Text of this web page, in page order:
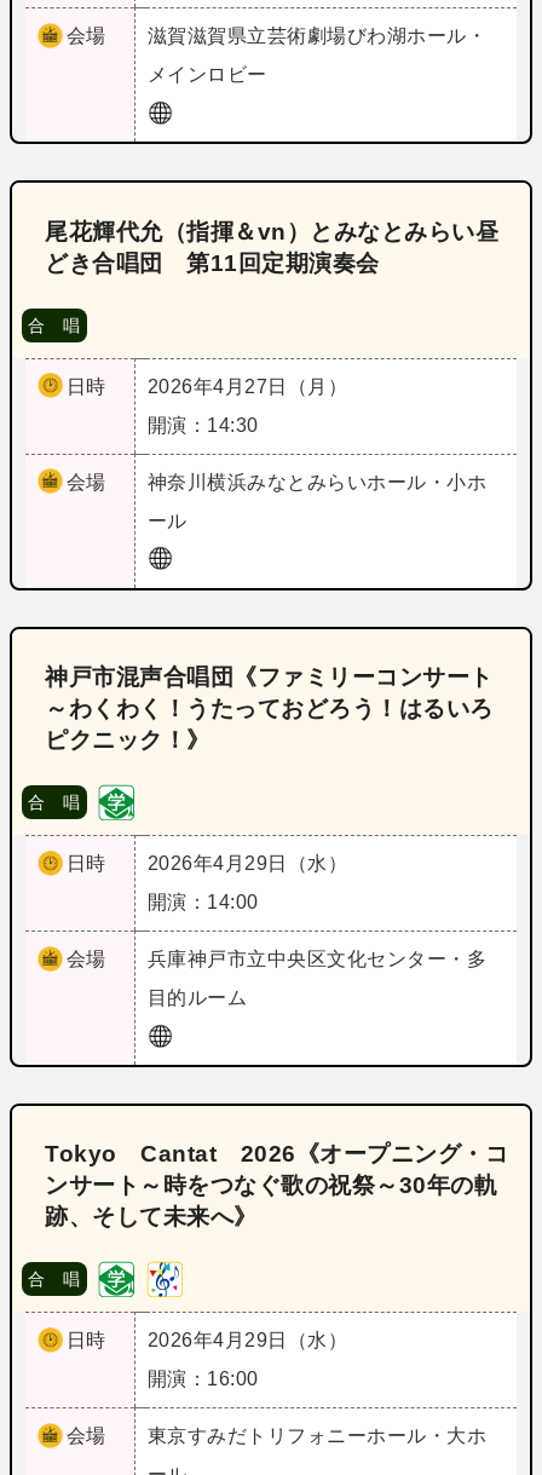
会場 滋賀滋賀県立芸術劇場びわ湖ホール・
メインロビー
尾花輝代允（指揮＆vn）とみなとみらい昼
どき合唱団 第11回定期演奏会
合 唱
日時
2026年4月27日（月）
開演：14:30
会場 神奈川横浜みなとみらいホール・小ホ
ール
神戸市混声合唱団《ファミリーコンサート
～わくわく！うたっておどろう！はるいろ
ピクニック！》
合 唱
日時
2026年4月29日（水）
開演：14:00
会場 兵庫神戸市立中央区文化センター・多
目的ルーム
Tokyo Cantat 2026《オープニング・コ
ンサート～時をつなぐ歌の祝祭～30年の軌
跡、そして未来へ》
合 唱
日時
2026年4月29日（水）
開演：16:00
会場 東京すみだトリフォニーホール・大ホ